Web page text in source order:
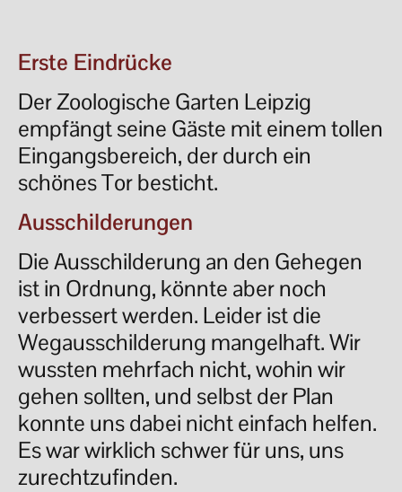
Erste Eindrücke
Der Zoologische Garten Leipzig
empfängt seine Gäste mit einem tollen
Eingangsbereich, der durch ein
schönes Tor besticht.
Ausschilderungen
Die Ausschilderung an den Gehegen
ist in Ordnung, könnte aber noch
verbessert werden. Leider ist die
Wegausschilderung mangelhaft. Wir
wussten mehrfach nicht, wohin wir
gehen sollten, und selbst der Plan
konnte uns dabei nicht einfach helfen.
Es war wirklich schwer für uns, uns
zurechtzufinden.